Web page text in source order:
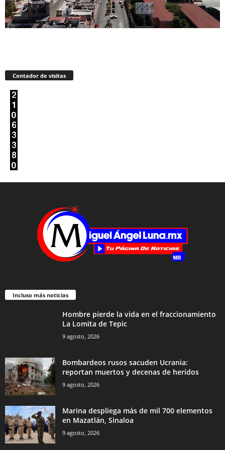
Contador de visitas
Incluso más noticias
Hombre pierde la vida en el fraccionamiento
La Lomita de Tepic
9 agosto, 2026
Bombardeos rusos sacuden Ucrania:
reportan muertos y decenas de heridos
9 agosto, 2026
Marina despliega más de mil 700 elementos
en Mazatlán, Sinaloa
9 agosto, 2026